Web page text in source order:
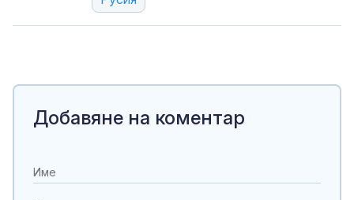
Добавяне на коментар